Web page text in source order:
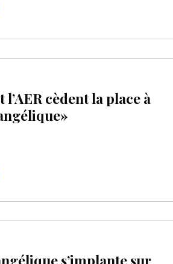
Nous
l’AER cèdent la place à
s’implante sur